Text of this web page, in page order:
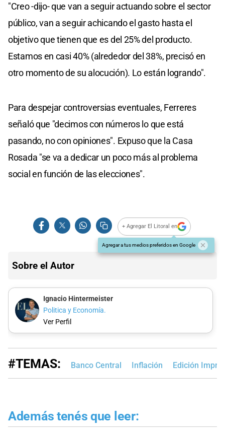
"Creo -dijo- que van a seguir actuando sobre el sector
público, van a seguir achicando el gasto hasta el
objetivo que tienen que es del 25% del producto.
Estamos en casi 40% (alrededor del 38%, precisó en
otro momento de su alocución). Lo están logrando".
Para despejar controversias eventuales, Ferreres
señaló que "decimos con números lo que está
pasando, no con opiniones". Expuso que la Casa
Rosada "se va a dedicar un poco más al problema
social en función de las elecciones".
+ Agregar El Litoral en
Agregar a tus medios preferidos en Google
Sobre el Autor
Ignacio Hintermeister
Politica y Economía.
Ver Perfil
#TEMAS: Banco Central Inflación Edición
Además tenés que leer: